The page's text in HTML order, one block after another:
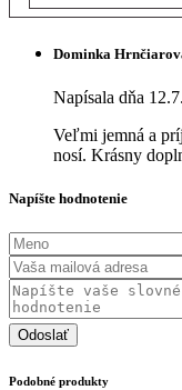
Dominka
Napísala dňa
Veľmi jemná a
nosí. Krásny
Napíšte hodnotenie
Odoslať
Podobné produkty